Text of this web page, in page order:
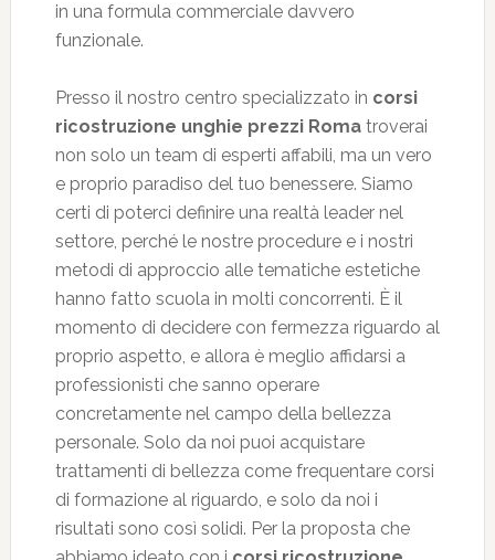
in una formula commerciale davvero
funzionale.
Presso il nostro centro specializzato in corsi
ricostruzione unghie prezzi Roma troverai
non solo un team di esperti affabili, ma un vero
e proprio paradiso del tuo benessere. Siamo
certi di poterci definire una realtà leader nel
settore, perché le nostre procedure e i nostri
metodi di approccio alle tematiche estetiche
hanno fatto scuola in molti concorrenti. È il
momento di decidere con fermezza riguardo al
proprio aspetto, e allora è meglio affidarsi a
professionisti che sanno operare
concretamente nel campo della bellezza
personale. Solo da noi puoi acquistare
trattamenti di bellezza come frequentare corsi
di formazione al riguardo, e solo da noi i
risultati sono così solidi. Per la proposta che